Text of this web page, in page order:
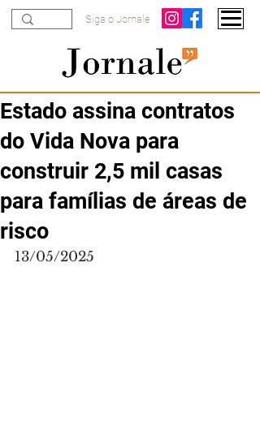
Siga o Jornale
Estado assina contratos
do Vida Nova para
construir 2,5 mil casas
para famílias de áreas de
risco
13/05/2025